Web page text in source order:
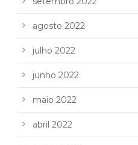
agosto 2022
julho 2022
junho 2022
maio 2022
abril 2022